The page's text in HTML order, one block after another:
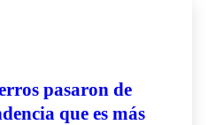
pasaron de
que es más